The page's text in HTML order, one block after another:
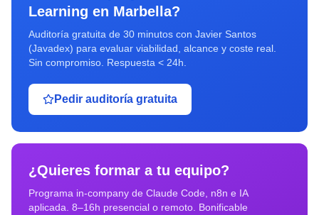
Learning en Marbella?
Auditoría gratuita de 30 minutos con Javier Santos
(Javadex) para evaluar viabilidad, alcance y coste real.
Sin compromiso. Respuesta < 24h.
Pedir auditoría gratuita
¿Quieres formar a tu equipo?
Programa in-company de Claude Code, n8n e IA
aplicada. 8–16h presencial o remoto. Bonificable